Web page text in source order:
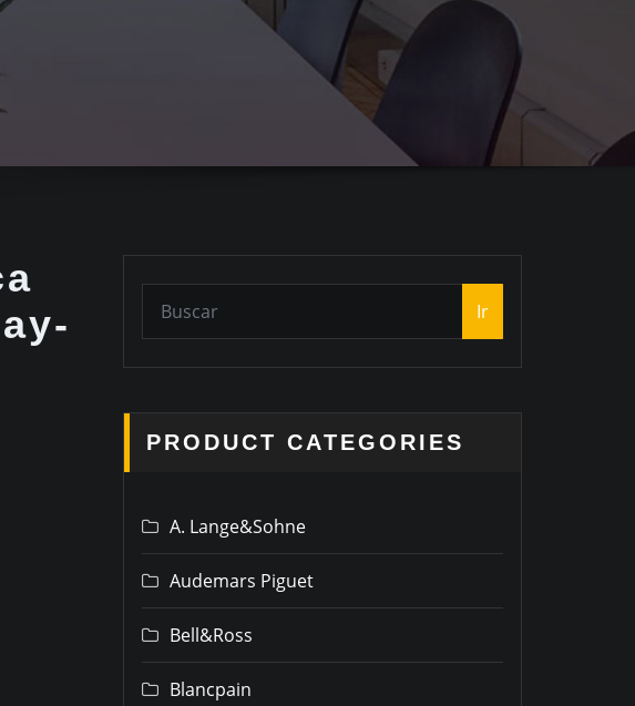
Ir
PRODUCT CATEGORIES
A. Lange&Sohne
Audemars Piguet
Bell&Ross
Blancpain